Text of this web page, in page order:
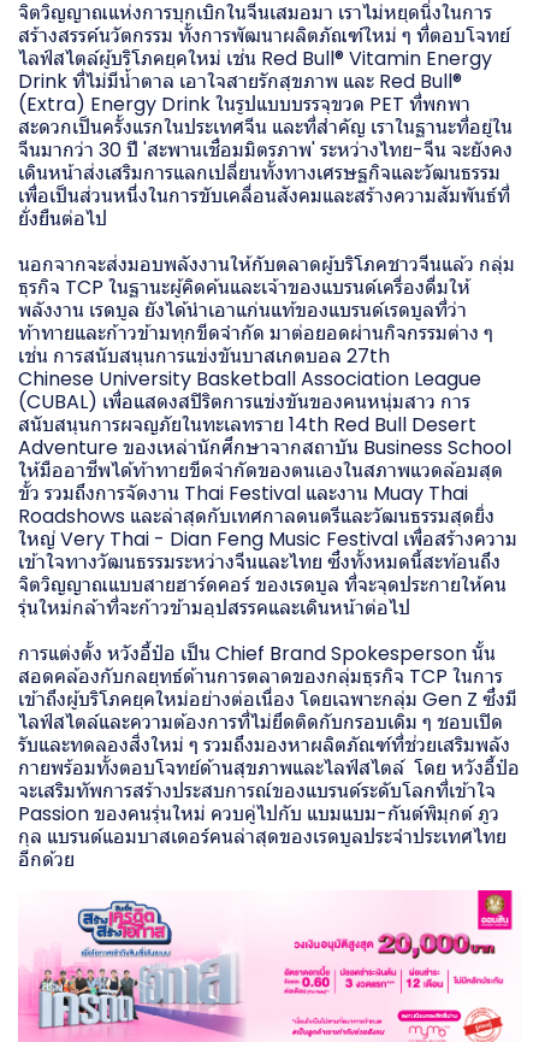
จิตวิญญาณแห่งการบุกเบิกในจีนเสมอมา เราไม่หยุดนิ่งในการ
สร้างสรรค์นวัตกรรม ทั้งการพัฒนาผลิตภัณฑ์ใหม่ ๆ ที่ตอบโจทย์
ไลฟ์สไตล์ผู้บริโภคยุคใหม่ เช่น Red Bull® Vitamin Energy
Drink ที่ไม่มีน้ำตาล เอาใจสายรักสุขภาพ และ Red Bull®
(Extra) Energy Drink ในรูปแบบบรรจุขวด PET ที่พกพา
สะดวกเป็นครั้งแรกในประเทศจีน และที่สำคัญ เราในฐานะที่อยู่ใน
จีนมากว่า 30 ปี 'สะพานเชื่อมมิตรภาพ' ระหว่างไทย-จีน จะยังคง
เดินหน้าส่งเสริมการแลกเปลี่ยนทั้งทางเศรษฐกิจและวัฒนธรรม
เพื่อเป็นส่วนหนึ่งในการขับเคลื่อนสังคมและสร้างความสัมพันธ์ที่
ยั่งยืนต่อไป
นอกจากจะส่งมอบพลังงานให้กับตลาดผู้บริโภคชาวจีนแล้ว กลุ่ม
ธุรกิจ TCP ในฐานะผู้คิดค้นและเจ้าของแบรนด์เครื่องดื่มให้
พลังงาน เรดบูล ยังได้นำเอาแก่นแท้ของแบรนด์เรดบูลที่ว่า
ท้าทายและก้าวข้ามทุกขีดจำกัด มาต่อยอดผ่านกิจกรรมต่าง ๆ
เช่น การสนับสนุนการแข่งขันบาสเกตบอล 27th
Chinese University Basketball Association League
(CUBAL) เพื่อแสดงสปิริตการแข่งขันของคนหนุ่มสาว การ
สนับสนุนการผจญภัยในทะเลทราย 14th Red Bull Desert
Adventure ของเหล่านักศึกษาจากสถาบัน Business School
ให้มืออาชีพได้ท้าทายขีดจำกัดของตนเองในสภาพแวดล้อมสุด
ขั้ว รวมถึงการจัดงาน Thai Festival และงาน Muay Thai
Roadshows และล่าสุดกับเทศกาลดนตรีและวัฒนธรรมสุดยิ่ง
ใหญ่ Very Thai - Dian Feng Music Festival เพื่อสร้างความ
เข้าใจทางวัฒนธรรมระหว่างจีนและไทย ซึ่งทั้งหมดนี้สะท้อนถึง
จิตวิญญาณแบบสายฮาร์ดคอร์ ของเรดบูล ที่จะจุดประกายให้คน
รุ่นใหม่กล้าที่จะก้าวข้ามอุปสรรคและเดินหน้าต่อไป
การแต่งตั้ง หวังอี้ป๋อ เป็น Chief Brand Spokesperson นั้น
สอดคล้องกับกลยุทธ์ด้านการตลาดของกลุ่มธุรกิจ TCP ในการ
เข้าถึงผู้บริโภคยุคใหม่อย่างต่อเนื่อง โดยเฉพาะกลุ่ม Gen Z ซึ่งมี
ไลฟ์สไตล์และความต้องการที่ไม่ยึดติดกับกรอบเดิม ๆ ชอบเปิด
รับและทดลองสิ่งใหม่ ๆ รวมถึงมองหาผลิตภัณฑ์ที่ช่วยเสริมพลัง
กายพร้อมทั้งตอบโจทย์ด้านสุขภาพและไลฟ์สไตล์ โดย หวังอี้ป๋อ
จะเสริมทัพการสร้างประสบการณ์ของแบรนด์ระดับโลกที่เข้าใจ
Passion ของคนรุ่นใหม่ ควบคู่ไปกับ แบมแบม-กันต์พิมุกต์ ภูว
กุล แบรนด์แอมบาสเดอร์คนล่าสุดของเรดบูลประจำประเทศไทย
อีกด้วย